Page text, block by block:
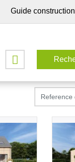
Guide construction